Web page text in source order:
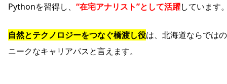
Pythonを習得し、 “在宅アナリスト”として活躍しています
自然とテクノロジーをつなぐ橋渡し役は、北海道ならでは
ニークなキャリアパスと言えます。